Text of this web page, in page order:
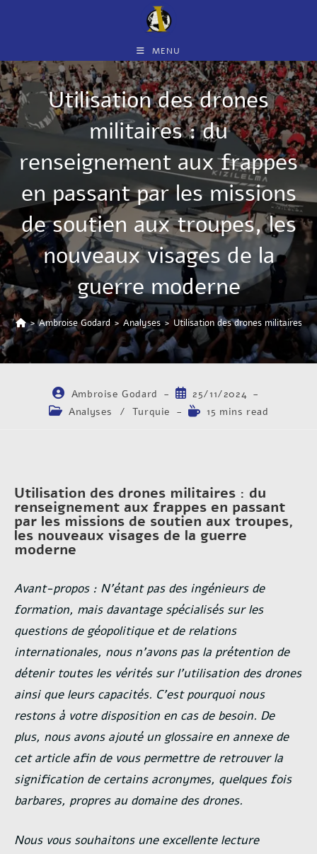
MENU
Utilisation des drones
militaires : du
renseignement aux frappes
en passant par les missions
de soutien aux troupes, les
nouveaux visages de la
guerre moderne
> Ambroise Godard > Analyses > Utilisation des drones militaires :
Ambroise Godard
25/11/2024
Analyses
/ Turquie 15 mins read
Utilisation des drones militaires : du
renseignement aux frappes en passant
par les missions de soutien aux troupes,
les nouveaux visages de la guerre
moderne
Avant-propos : N’étant pas des ingénieurs de
formation, mais davantage spécialisés sur les
questions de géopolitique et de relations
internationales, nous n’avons pas la prétention de
détenir toutes les vérités sur l’utilisation des drones
ainsi que leurs capacités. C’est pourquoi nous
restons à votre disposition en cas de besoin. De
plus, nous avons ajouté un glossaire en annexe de
cet article afin de vous permettre de retrouver la
signification de certains acronymes, quelques fois
barbares, propres au domaine des drones.
Nous vous souhaitons une excellente lecture